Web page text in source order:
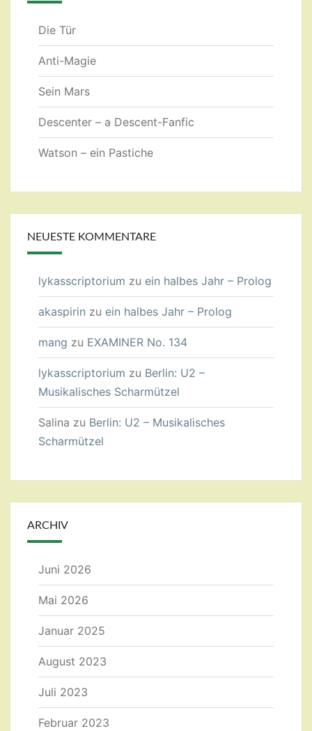
Die Tür
Anti-Magie
Sein Mars
Descenter – a Descent-Fanfic
Watson – ein Pastiche
NEUESTE KOMMENTARE
lykasscriptorium zu ein halbes Jahr – Prolog
akaspirin zu ein halbes Jahr – Prolog
mang zu EXAMINER No. 134
lykasscriptorium zu Berlin: U2 –
Musikalisches Scharmützel
Salina zu Berlin: U2 – Musikalisches
Scharmützel
ARCHIV
Juni 2026
Mai 2026
Januar 2025
August 2023
Juli 2023
Februar 2023